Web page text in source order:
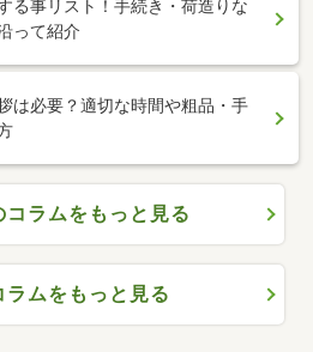
る事リスト！手続き・荷造りな
って紹介
は必要？適切な時間や粗品・手
コラムをもっと見る
ラムをもっと見る